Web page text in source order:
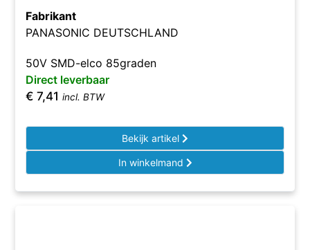
Fabrikant
PANASONIC DEUTSCHLAND
50V SMD-elco 85graden
Direct leverbaar
€ 7,41 incl. BTW
Bekijk artikel
In winkelmand